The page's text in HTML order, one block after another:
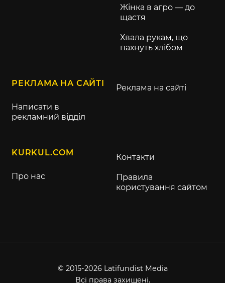
Жінка в агро — до
щастя
Хвала рукам, що
пахнуть хлібом
РЕКЛАМА НА САЙТІ
Написати в
рекламний відділ
Реклама на сайті
KURKUL.COM
Про нас
Контакти
Правила
користування сайтом
© 2015-2026 Latifundist Media
Всі права захищені.